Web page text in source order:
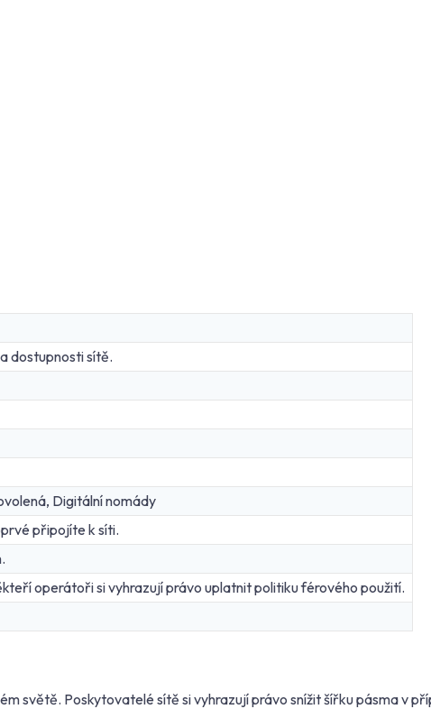
dostupnosti sítě.
Digitální nomády
připojíte k síti.
operátoři si vyhrazují právo uplatnit politiku férového použití.
světě. Poskytovatelé sítě si vyhrazují právo snížit šířku pásma v